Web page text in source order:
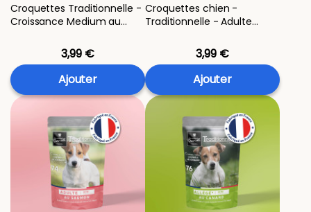
Croquettes Traditionnelle -
Croissance Medium au
3,99 €
Ajouter
Croquettes chien -
Traditionnelle - Adulte
échantillon 400g
3,99 €
Ajouter